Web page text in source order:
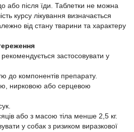
або після їди. Таблетки не можна
курсу лікування визначається
від стану тварини та характеру
застосовувати у
до компонентів препарату.
нирковою або серцевою
або з масою тіла менше 2,5 кг.
у собак з ризиком виразкової